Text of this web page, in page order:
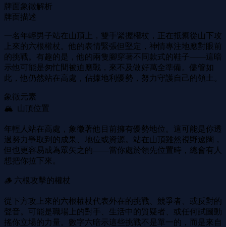
牌面象徵解析
牌面描述
一名年輕男子站在山頂上，雙手緊握權杖，正在抵禦從山下攻
上來的六根權杖。他的表情緊張但堅定，神情專注地應對眼前
的挑戰。有趣的是，他的兩隻腳穿著不同款式的鞋子——這暗
示他可能是匆忙間被迫應戰，來不及做好萬全準備。儘管如
此，他仍然站在高處，佔據地利優勢，努力守護自己的領土。
象徵元素
🏔 ️ 山頂位置
年輕人站在高處，象徵著他目前擁有優勢地位。這可能是你透
過努力爭取到的成果、地位或資源。站在山頂雖然視野遼闊，
但也更容易成為眾矢之的——當你處於領先位置時，總會有人
想把你拉下來。
🪵 六根攻擊的權杖
從下方攻上來的六根權杖代表外在的挑戰、競爭者、或反對的
聲音。可能是職場上的對手、生活中的質疑者、或任何試圖動
搖你立場的力量。數字六暗示這些挑戰不是單一的，而是來自